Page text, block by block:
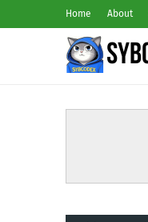
Home About